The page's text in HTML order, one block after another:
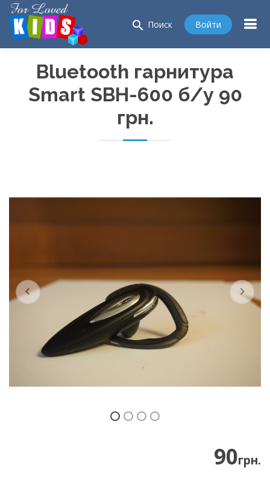
search Поиск Войти
Bluetooth гарнитура
Smart SBH-600 б/у 90
грн.
Previous Next
90грн.